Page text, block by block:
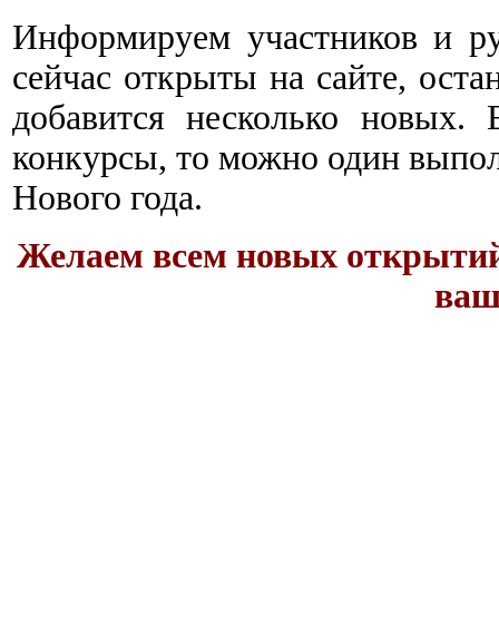
Информируем участников и
сейчас открыты на сайте,
добавится несколько
конкурсы, то можно один
Нового года.
Желаем всем новых